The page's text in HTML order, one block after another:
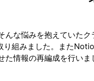
んな悩みを抱えていたク
り組みました。また
情報の再編成を行いまし